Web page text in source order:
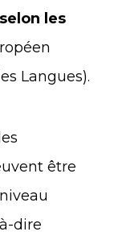
les
Langues).
être
dire